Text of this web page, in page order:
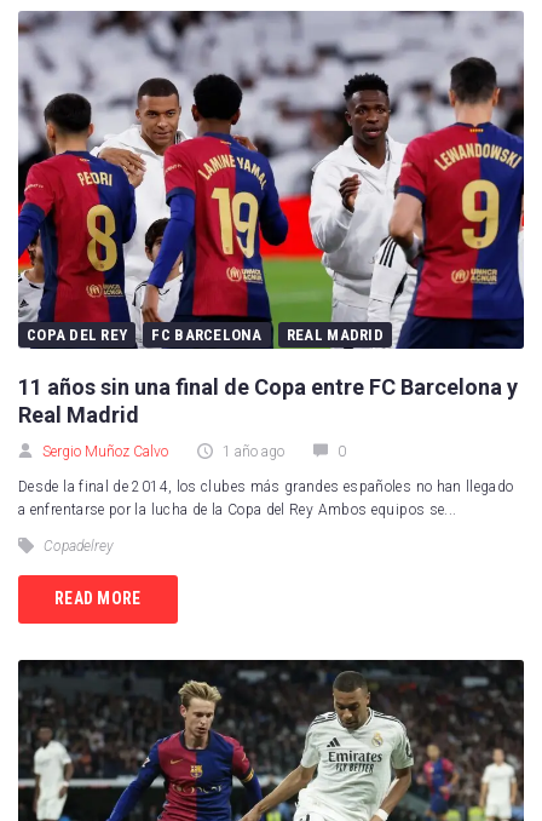
COPA DEL REY FC BARCELONA REAL MADRID
11 años sin una final de Copa entre FC Barcelona y
Real Madrid
Sergio Muñoz Calvo 1 año ago 0
Desde la final de 2014, los clubes más grandes españoles no han llegado
a enfrentarse por la lucha de la Copa del Rey Ambos equipos se...
Copadelrey
READ MORE